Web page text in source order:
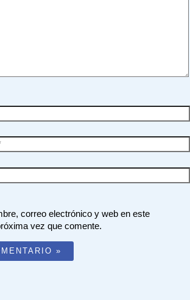
correo electrónico y web en este
vez que comente.